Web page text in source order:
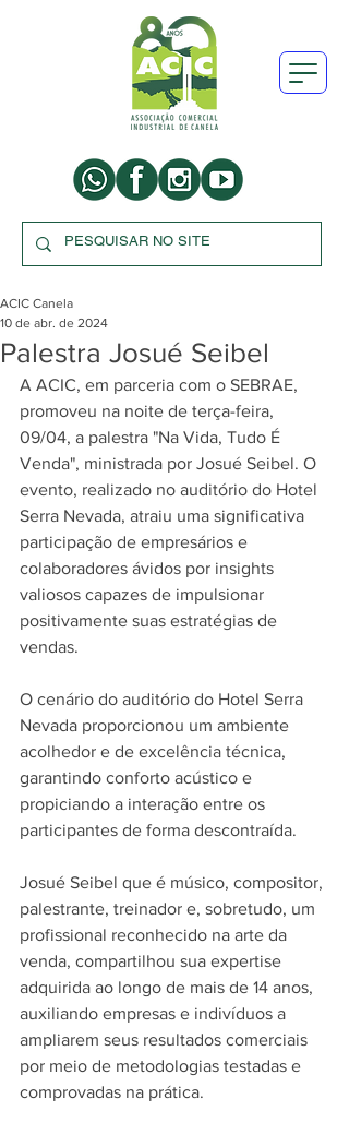
Palestra Josué Seibel
ACIC Canela
10 de abr. de 2024
A ACIC, em parceria com o SEBRAE,
promoveu na noite de terça-feira,
09/04, a palestra "Na Vida, Tudo É
Venda", ministrada por Josué Seibel. O
evento, realizado no auditório do Hotel
Serra Nevada, atraiu uma significativa
participação de empresários e
colaboradores ávidos por insights
valiosos capazes de impulsionar
positivamente suas estratégias de
vendas.
O cenário do auditório do Hotel Serra
Nevada proporcionou um ambiente
acolhedor e de excelência técnica,
garantindo conforto acústico e
propiciando a interação entre os
participantes de forma descontraída.
Josué Seibel que é músico, compositor,
palestrante, treinador e, sobretudo, um
profissional reconhecido na arte da
venda, compartilhou sua expertise
adquirida ao longo de mais de 14 anos,
auxiliando empresas e indivíduos a
ampliarem seus resultados comerciais
por meio de metodologias testadas e
comprovadas na prática.